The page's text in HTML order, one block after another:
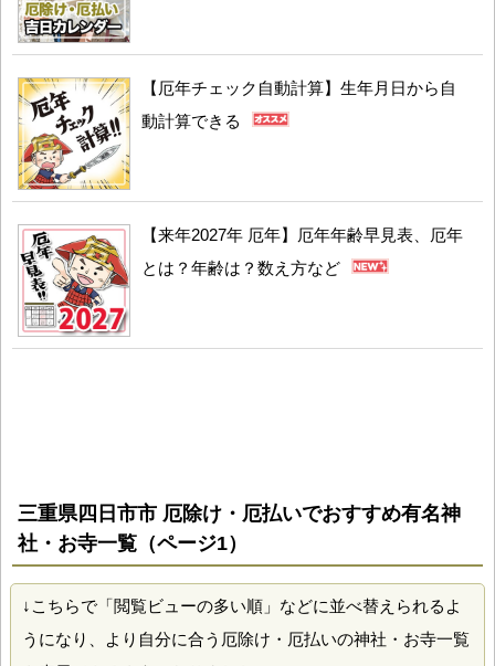
【厄年チェック自動計算】生年月日から自
動計算できる
【来年2027年 厄年】厄年年齢早見表、厄年
とは？年齢は？数え方など
三重県四日市市 厄除け・厄払いでおすすめ有名神
社・お寺一覧（ページ1）
↓こちらで「閲覧ビューの多い順」などに並べ替えられるよ
うになり、より自分に合う厄除け・厄払いの神社・お寺一覧